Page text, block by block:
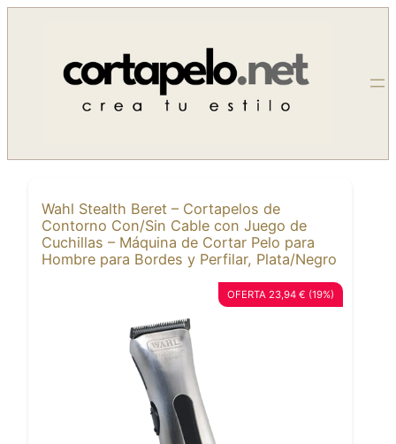
contenido
Wahl Stealth Beret – Cortapelos de
Contorno Con/Sin Cable con Juego de
Cuchillas – Máquina de Cortar Pelo para
Hombre para Bordes y Perfilar, Plata/Negro
OFERTA 23,94 € (19%)